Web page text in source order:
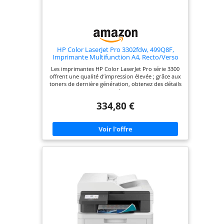
HP Color LaserJet Pro 3302fdw, 499Q8F,
Imprimante Multifunction A4, Recto/Verso
Automatique Couleur, 25 ppm, USB, Wi-FI,
Fax, Copie, ADF, Smart, Bleue
Les imprimantes HP Color LaserJet Pro série 3300
offrent une qualité d’impression élevée ; grâce aux
toners de dernière génération, obtenez des détails
nets et des couleurs éclatantes pour les
Multifonction, Copie, Numérisation, Fax,
noir et blanc et en couleur ; résolution
d’impression 600 x 600 dpi, ADF de 50 feuilles avec
numérisation recto verso en un seul passage USB
Hi-Speed 2.0, port hôte USB 2.0 en façade, réseau
solutions de sécurité conçues pour les
professionnels et les petites équipes, avec
démarrage sécurisé validant le firmware,
protection par mot de passe et mémoire protégée
contre l’écriture Contenu de la boîte: HP Color
LaserJet Pro MFP 3302fdw ; cartouches de toner
originales préinstallées (noir, cyan, jaune et
334,80 €